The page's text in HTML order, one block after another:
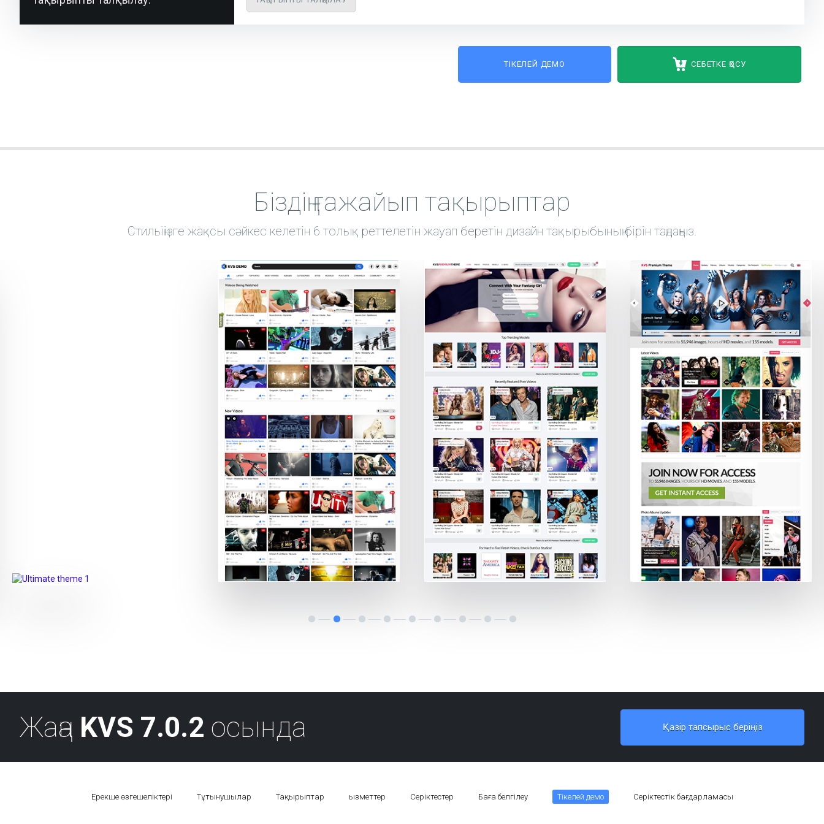
ТІКЕЛЕЙ ДЕМО СЕБЕТКЕ ҚОСУ
Біздің ғажайып тақырыптар
Стильіңізге жақсы сәйкес келетін 6 толық реттелетін жауап беретін дизайн тақырыбының бірін таңдаңыз.
Жаңа KVS 7.0.2 осында Қазір тапсырыс беріңіз
Ерекше өзгешеліктері Тұтынушылар Тақырыптар Қызметтер Серіктестер Баға белгілеу Тікелей демо Серіктестік бағдарламасы